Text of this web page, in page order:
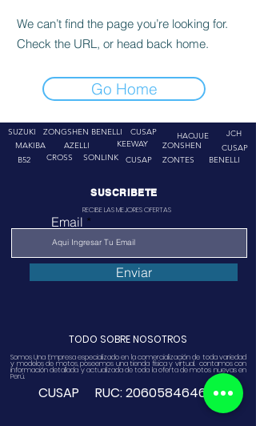
We can’t find the page you’re looking for.
Check the URL, or head back home.
Go Home
SUZUKI
ZONGSHEN
MAKIBA
AZELLI
BENELLI
CUSAP
KEEWAY
B52
CROSS SONLINK CUSAP
HAOJUE
JCH
ZONSHEN
ZONTES
CUSAP
BENELLI
SUSCRIBETE
RECIBE LAS MEJORES OFERTAS
Email
Enviar
TODO SOBRE NOSOTROS
Somos Una Empresa especializado en la comercialización de toda variedad
y modelos de motos, poseemos una tienda física y virtual. contamos con
información detallada y actualizada de toda la oferta de motos nuevas en
Perú.
CUSAP RUC:20605846468